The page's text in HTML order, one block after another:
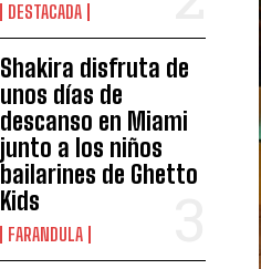
DESTACADA
Shakira disfruta de
unos días de
descanso en Miami
junto a los niños
bailarines de Ghetto
Kids
FARANDULA